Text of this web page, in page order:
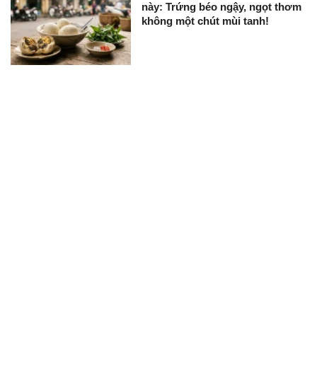
này: Trứng béo ngậy, ngọt thơm
không một chút mùi tanh!